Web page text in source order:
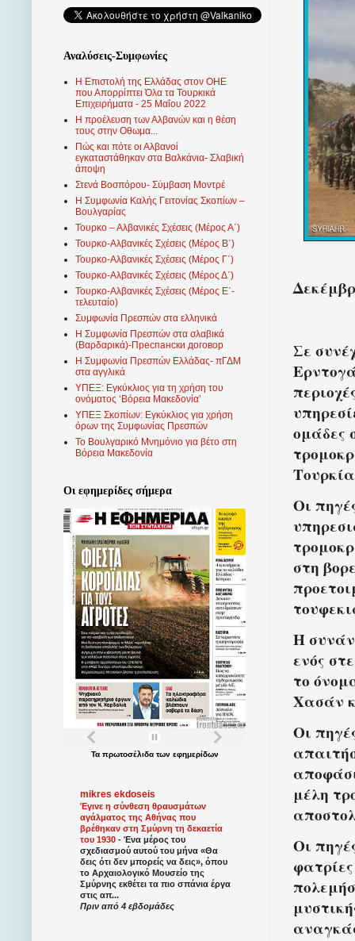
Σε
ομάδες
Οι
στη
Η
ενός
το
Χασάν
Οι
μέλη
Οι
Αναλύσεις-Συμφωνίες
Η Επιστολή της Ελλάδας στον ΟΗΕ
που Απορρίπτει Όλα τα Τουρκικά
Επιχειρήματα - 25 Μαΐου 2022
Η προέλευση των Αλβανών και η θέση
τους στην Οθωμα...
Πώς και πότε οι Αλβανοί
εγκαταστάθηκαν στα Βαλκάνια- Σλαβική
άποψη
Στενά Βοσπόρου- Σύμβαση Μοντρέ
Η Συμφωνία Καλής Γειτονίας Σκοπίων –
Βουλγαρίας
Τουρκο – Αλβανικές Σχέσεις (Mέρος Α΄)
Τουρκο-Αλβανικές Σχέσεις (Μέρος Β΄)
Τουρκο-Αλβανικές Σχέσεις (Μέρος Γ΄)
Τουρκο-Αλβανικές Σχέσεις (Μέρος Δ΄)
Τουρκο-Αλβανικές Σχέσεις (Μέρος Ε΄-
τελευταίο)
Συμφωνία Πρεσπών στα ελληνικά
Η Συμφωνία Πρεσπών στα σλαβικά
(Βαρδαρικά)-Преспански договор
Η Συμφωνία Πρεσπών Ελλάδας- πΓΔΜ
στα αγγλικά
ΥΠΕΞ: Εγκύκλιος για τη χρήση του
ονόματος ‘Βόρεια Μακεδονία’
ΥΠΕΞ Σκοπίων: Εγκύκλιος για χρήση
όρων της Συμφωνίας Πρεσπών
Το Βουλγαρικό Μνημόνιο για βέτο στη
Βόρεια Μακεδονία
Οι εφημερίδες σήμερα
Τα πρωτοσέλιδατων εφημερίδων
mikres ekdoseis
Έγινε η σύνθεση θραυσμάτων
αγάλματος της Αθήνας που
βρέθηκαν στη Σμύρνη τη δεκαετία
του 1930 - Ένα μέρος του
σχεδιασμού αυτού του μήνα «Θα
δεις ότι δεν μπορείς να δεις», όπου
το Αρχαιολογικό Μουσείο της
Σμύρνης εκθέτει τα πιο σπάνια έργα
στις απ...
Πριν από 4 εβδομάδες